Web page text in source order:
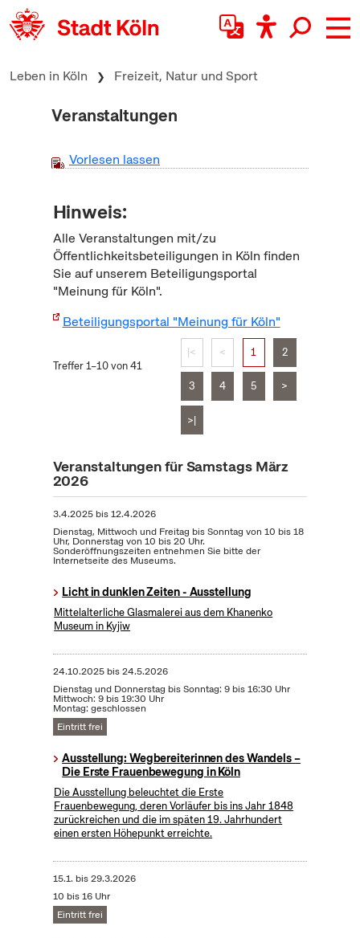
zum Inhalt springen
Leben in Köln Freizeit, Natur und Sport
Veranstaltungen
Vorlesen lassen
Hinweis:
Alle Veranstaltungen mit/zu
Öffentlichkeitsbeteiligungen in Köln finden
Sie auf unserem Beteiligungsportal
"Meinung für Köln".
Beteiligungsportal "Meinung für Köln"
Treffer 1–10 von 41
|< < 1 2
3 4 5 >
>|
Veranstaltungen für Samstags März
2026
3.4.2025bis12.4.2026
Dienstag, Mittwoch und Freitag bis Sonntag von 10 bis 18
Uhr, Donnerstag von 10 bis 20 Uhr.
Sonderöffnungszeiten entnehmen Sie bitte der
Internetseite des Museums.
Licht in dunklen Zeiten - Ausstellung
Mittelalterliche Glasmalerei aus dem Khanenko
Museum in Kyjiw
24.10.2025bis24.5.2026
Dienstag und Donnerstag bis Sonntag: 9 bis 16:30 Uhr
Mittwoch: 9 bis 19:30 Uhr
Montag: geschlossen
Eintritt frei
Ausstellung: Wegbereiterinnen des Wandels –
Die Erste Frauenbewegung in Köln
Die Ausstellung beleuchtet die Erste
Frauenbewegung, deren Vorläufer bis ins Jahr 1848
zurückreichen und die im späten 19. Jahrhundert
einen ersten Höhepunkt erreichte.
15.1. bis29.3.2026
10 bis 16 Uhr
Eintritt frei